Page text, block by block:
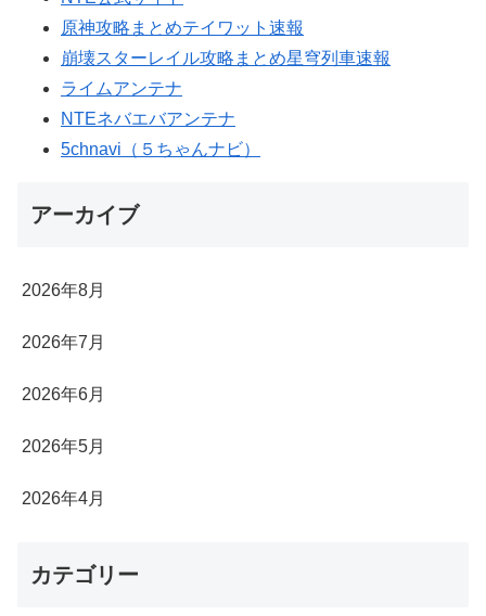
原神攻略まとめテイワット速報
崩壊スターレイル攻略まとめ星穹列車速報
ライムアンテナ
NTEネバエバアンテナ
5chnavi（５ちゃんナビ）
アーカイブ
2026年8月
2026年7月
2026年6月
2026年5月
2026年4月
カテゴリー